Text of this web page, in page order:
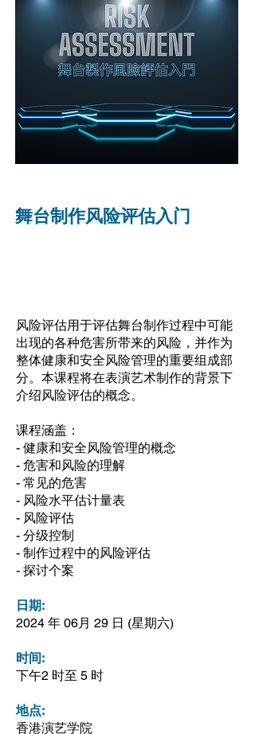
舞台制作风险评估入门
风险评估用于评估舞台制作过程中可能
出现的各种危害所带来的风险，并作为
整体健康和安全风险管理的重要组成部
分。本课程将在表演艺术制作的背景下
介绍风险评估的概念。
课程涵盖：
- 健康和安全风险管理的概念
- 危害和风险的理解
- 常见的危害
- 风险水平估计量表
- 风险评估
- 分级控制
- 制作过程中的风险评估
- 探讨个案
日期:
2024 年 06月 29 日 (星期六)
时间:
下午2 时至 5 时
地点:
香港演艺学院​